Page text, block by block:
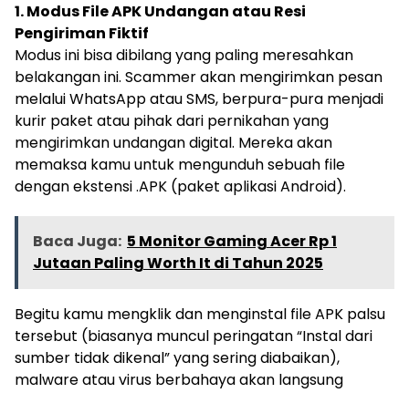
1. Modus File APK Undangan atau Resi
Pengiriman Fiktif
Modus ini bisa dibilang yang paling meresahkan
belakangan ini. Scammer akan mengirimkan pesan
melalui WhatsApp atau SMS, berpura-pura menjadi
kurir paket atau pihak dari pernikahan yang
mengirimkan undangan digital. Mereka akan
memaksa kamu untuk mengunduh sebuah file
dengan ekstensi .APK (paket aplikasi Android).
Baca Juga: 5 Monitor Gaming Acer Rp 1
Jutaan Paling Worth It di Tahun 2025
Begitu kamu mengklik dan menginstal file APK palsu
tersebut (biasanya muncul peringatan “Instal dari
sumber tidak dikenal” yang sering diabaikan),
malware atau virus berbahaya akan langsung